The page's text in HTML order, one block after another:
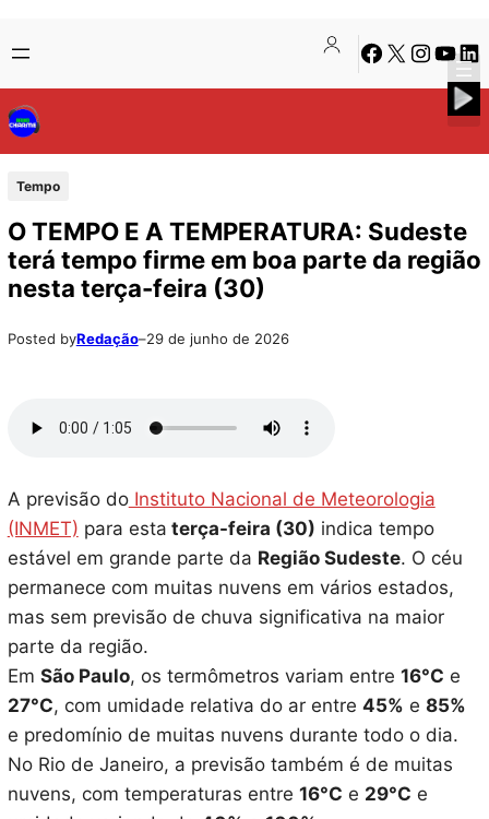
para
o
conteúdo
to
content
Facebook
X Instagram
Tempo
O TEMPO E A TEMPERATURA: Sudeste
terá tempo firme em boa parte da região
nesta terça-feira (30)
Posted byRedação–29 de junho de 2026
A previsão doInstituto Nacional de Meteorologia
(INMET) para esta terça-feira (30) indica tempo
estável em grande parte da Região Sudeste. O céu
permanece com muitas nuvens em vários estados,
mas sem previsão de chuva significativa na maior
parte da região.
Em São Paulo, os termômetros variam entre 16°C e
27°C, com umidade relativa do ar entre 45% e 85%
e predomínio de muitas nuvens durante todo o dia.
No Rio de Janeiro, a previsão também é de muitas
nuvens, com temperaturas entre 16°C e 29°C e